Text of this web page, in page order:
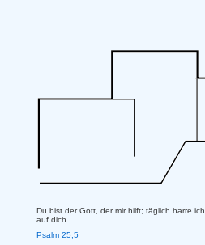
Du bist der Gott, der mir hilft; täglich harre ich
auf dich.
Psalm 25,5